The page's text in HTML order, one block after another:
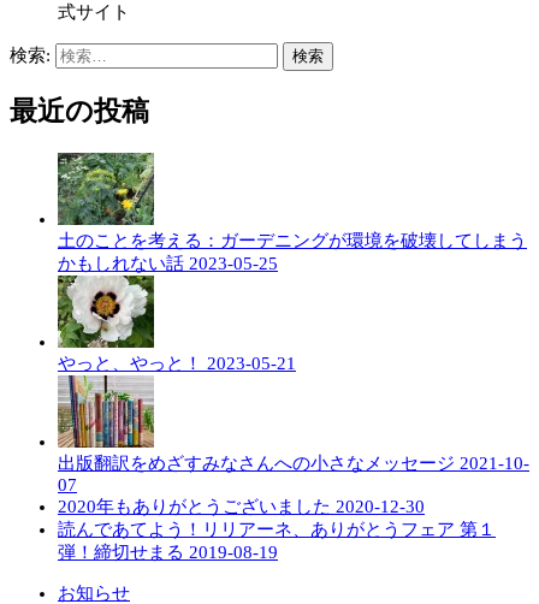
式サイト
検索:
最近の投稿
土のことを考える：ガーデニングが環境を破壊してしまう
かもしれない話 2023-05-25
やっと、やっと！ 2023-05-21
出版翻訳をめざすみなさんへの小さなメッセージ 2021-10-
07
2020年もありがとうございました 2020-12-30
読んであてよう！リリアーネ、ありがとうフェア 第１
弾！締切せまる 2019-08-19
お知らせ